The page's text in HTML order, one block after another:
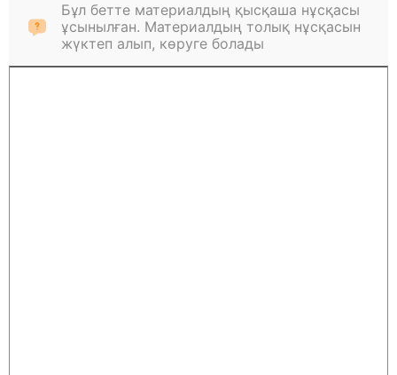
Бұл бетте материалдың қысқаша нұсқасы
ұсынылған. Материалдың толық нұсқасын
жүктеп алып, көруге болады